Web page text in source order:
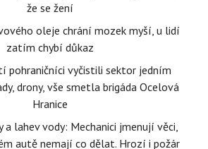
že se žení
oleje chrání mozek myší, u lidí
zatím chybí důkaz
pohraničníci vyčistili sektor jedním
drony, vše smetla brigáda Ocelová
Hranice
a lahev vody: Mechanici jmenují věci,
autě nemají co dělat. Hrozí i požár